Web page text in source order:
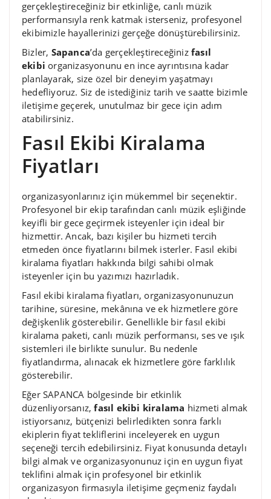
gerçekleştireceğiniz bir etkinliğe, canlı müzik
performansıyla renk katmak isterseniz, profesyonel
ekibimizle hayallerinizi gerçeğe dönüştürebilirsiniz.
Bizler, Sapanca’da gerçekleştireceğinizfasıl
ekibi organizasyonunu en ince ayrıntısına kadar
planlayarak, size özel bir deneyim yaşatmayı
hedefliyoruz. Siz de istediğiniz tarih ve saatte bizimle
iletişime geçerek, unutulmaz bir gece için adım
atabilirsiniz.
Fasıl Ekibi Kiralama
Fiyatları
organizasyonlarınız için mükemmel bir seçenektir.
Profesyonel bir ekip tarafından canlı müzik eşliğinde
keyifli bir gece geçirmek isteyenler için ideal bir
hizmettir. Ancak, bazı kişiler bu hizmeti tercih
etmeden önce fiyatlarını bilmek isterler. Fasıl ekibi
kiralama fiyatları hakkında bilgi sahibi olmak
isteyenler için bu yazımızı hazırladık.
Fasıl ekibi kiralama fiyatları, organizasyonunuzun
tarihine, süresine, mekânına ve ek hizmetlere göre
değişkenlik gösterebilir. Genellikle bir fasıl ekibi
kiralama paketi, canlı müzik performansı, ses ve ışık
sistemleri ile birlikte sunulur. Bu nedenle
fiyatlandırma, alınacak ek hizmetlere göre farklılık
gösterebilir.
Eğer SAPANCA bölgesinde bir etkinlik
düzenliyorsanız,fasıl ekibi kiralama hizmeti almak
istiyorsanız, bütçenizi belirledikten sonra farklı
ekiplerin fiyat tekliflerini inceleyerek en uygun
seçeneği tercih edebilirsiniz. Fiyat konusunda detaylı
bilgi almak ve organizasyonunuz için en uygun fiyat
teklifini almak için profesyonel bir etkinlik
organizasyon firmasıyla iletişime geçmeniz faydalı